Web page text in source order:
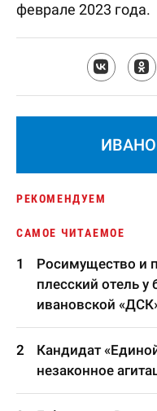
феврале 2023 года.
РЕКОМЕНДУЕМ
САМОЕ ЧИТАЕМОЕ
Росимущество и
плесский отель
ивановской
Кандидат
незаконное